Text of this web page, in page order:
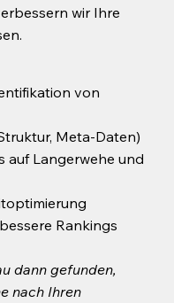
wir Ihre
von
Meta-Daten)
auf Langerwehe und
Rankings
dann gefunden,
nach Ihren